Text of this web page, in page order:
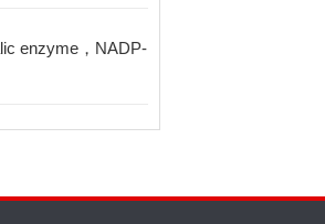
enzyme，NADP-